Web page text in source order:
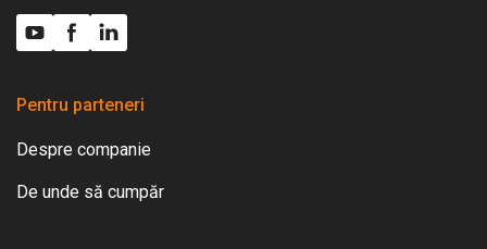
Pentru parteneri
Despre companie
De unde să cumpăr